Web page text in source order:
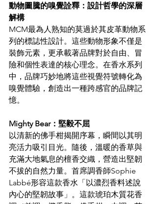
動物圖騰的嗅覺詮釋：設計哲學的深層
解構
MCM最為人熟知的莫過於其皮革動物系
列的標誌性設計。這些動物形象不僅是
裝飾元素，更承載著品牌對於自由、冒
險和個性表達的核心理念。在香水系列
中，品牌巧妙地將這些視覺符號轉化為
嗅覺體驗，創造出一種跨感官的品牌記
憶。
Mighty Bear：堅毅不屈
以清新的佛手柑揭開序幕，瞬間以其明
亮活力吸引目光。隨後，溫暖的香草與
充滿大地氣息的檀香交織，營造出堅韌
不拔的自然力量。首席調香師Sophie
Labbé形容這款香水「以濃烈香料述說
內心的堅韌故事」。這款琥珀木質花香